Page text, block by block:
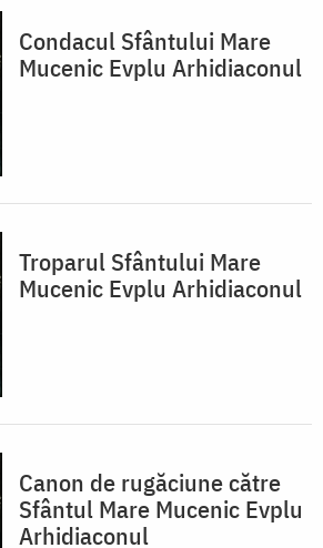
Condacul Sfântului Mare
Mucenic Evplu Arhidiaconul
Troparul Sfântului Mare
Mucenic Evplu Arhidiaconul
Canon de rugăciune către
Sfântul Mare Mucenic Evplu
Arhidiaconul